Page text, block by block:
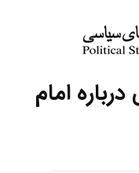
امام